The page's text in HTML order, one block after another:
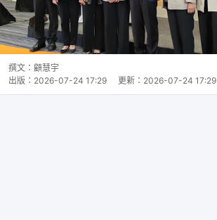
撰文： 顧慧宇
出版： 2026-07-24 17:29 更新： 2026-07-24 17:29